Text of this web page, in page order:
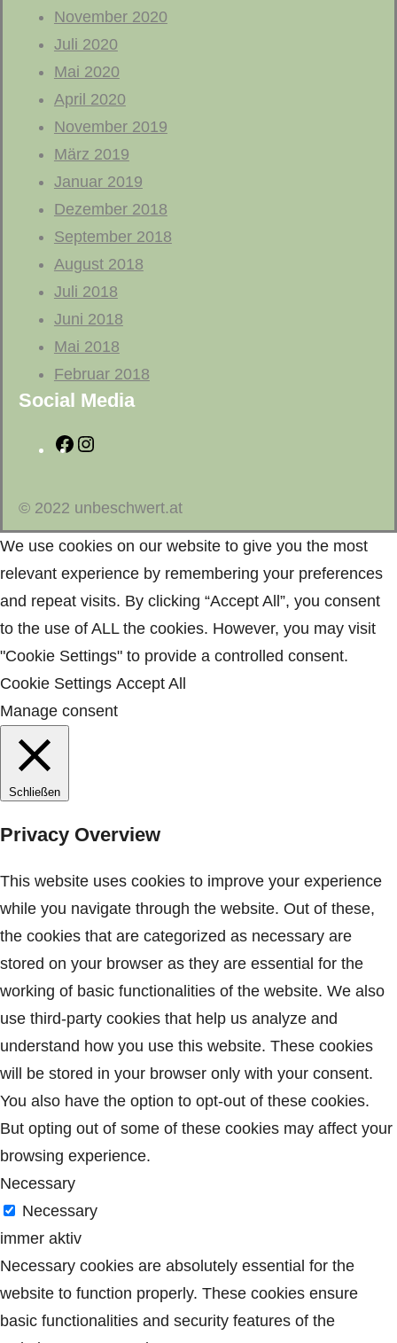
November 2020
Juli 2020
Mai 2020
April 2020
November 2019
März 2019
Januar 2019
Dezember 2018
September 2018
August 2018
Juli 2018
Juni 2018
Mai 2018
Februar 2018
Social Media
F
c
e
b
o
o
k
s
t
a
g
r
a
m
© 2022 unbeschwert.at
We use cookies on our website to give you the most
relevant experience by remembering your preferences
and repeat visits. By clicking “Accept All”, you consent
to the use of ALL the cookies. However, you may visit
"Cookie Settings" to provide a controlled consent.
Cookie Settings Accept All
Manage consent
Schließen
Privacy Overview
This website uses cookies to improve your experience
while you navigate through the website. Out of these,
the cookies that are categorized as necessary are
stored on your browser as they are essential for the
working of basic functionalities of the website. We also
use third-party cookies that help us analyze and
understand how you use this website. These cookies
will be stored in your browser only with your consent.
You also have the option to opt-out of these cookies.
But opting out of some of these cookies may affect your
browsing experience.
Necessary
Necessary
immer aktiv
Necessary cookies are absolutely essential for the
website to function properly. These cookies ensure
basic functionalities and security features of the